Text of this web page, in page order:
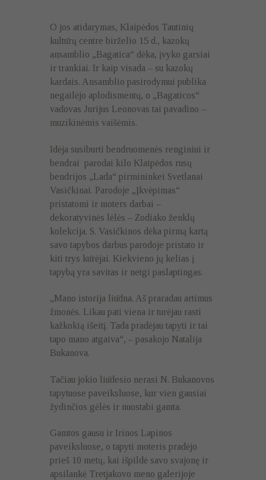
O jos atidarymas, Klaipėdos Tautinių
kultūrų centre birželio 15 d., kazokų
ansamblio „Bagatica“ dėka, įvyko garsiai
ir trankiai. Ir kaip visada – su kazokų
kardais. Ansamblio pasirodymui publika
negailėjo aplodismentų, o „Bagaticos“
vadovas Jurijus Leonovas tai pavadino –
muzikinėmis vaišėmis.
Idėja susiburti bendruomenės renginiui ir
bendrai parodai kilo Klaipėdos rusų
bendrijos „Lada“ pirmininkei Svetlanai
Vasičkinai. Parodoje „Įkvėpimas“
pristatomi ir moters darbai –
dekoratyvinės lėlės – Zodiako ženklų
kolekcija. S. Vasičkinos dėka pirmą kartą
savo tapybos darbus parodoje pristato ir
kiti trys kūrėjai. Kiekvieno jų kelias į
tapybą yra savitas ir netgi paslaptingas.
„Mano istorija liūdna. Aš praradau artimus
žmonės. Likau pati viena ir turėjau rasti
kažkokią išeitį. Tada pradėjau tapyti ir tai
tapo mano atgaiva“, – pasakojo Natalija
Bukanova.
Tačiau jokio liūdesio nerasi N. Bukanovos
tapytuose paveiksluose, kur vien gausiai
žydinčios gėlės ir nuostabi gamta.
Gamtos gausu ir Irinos Lapinos
paveiksluose, o tapyti moteris pradėjo
prieš 10 metų, kai išpildė savo svajonę ir
apsilankė Tretjakovo meno galerijoje